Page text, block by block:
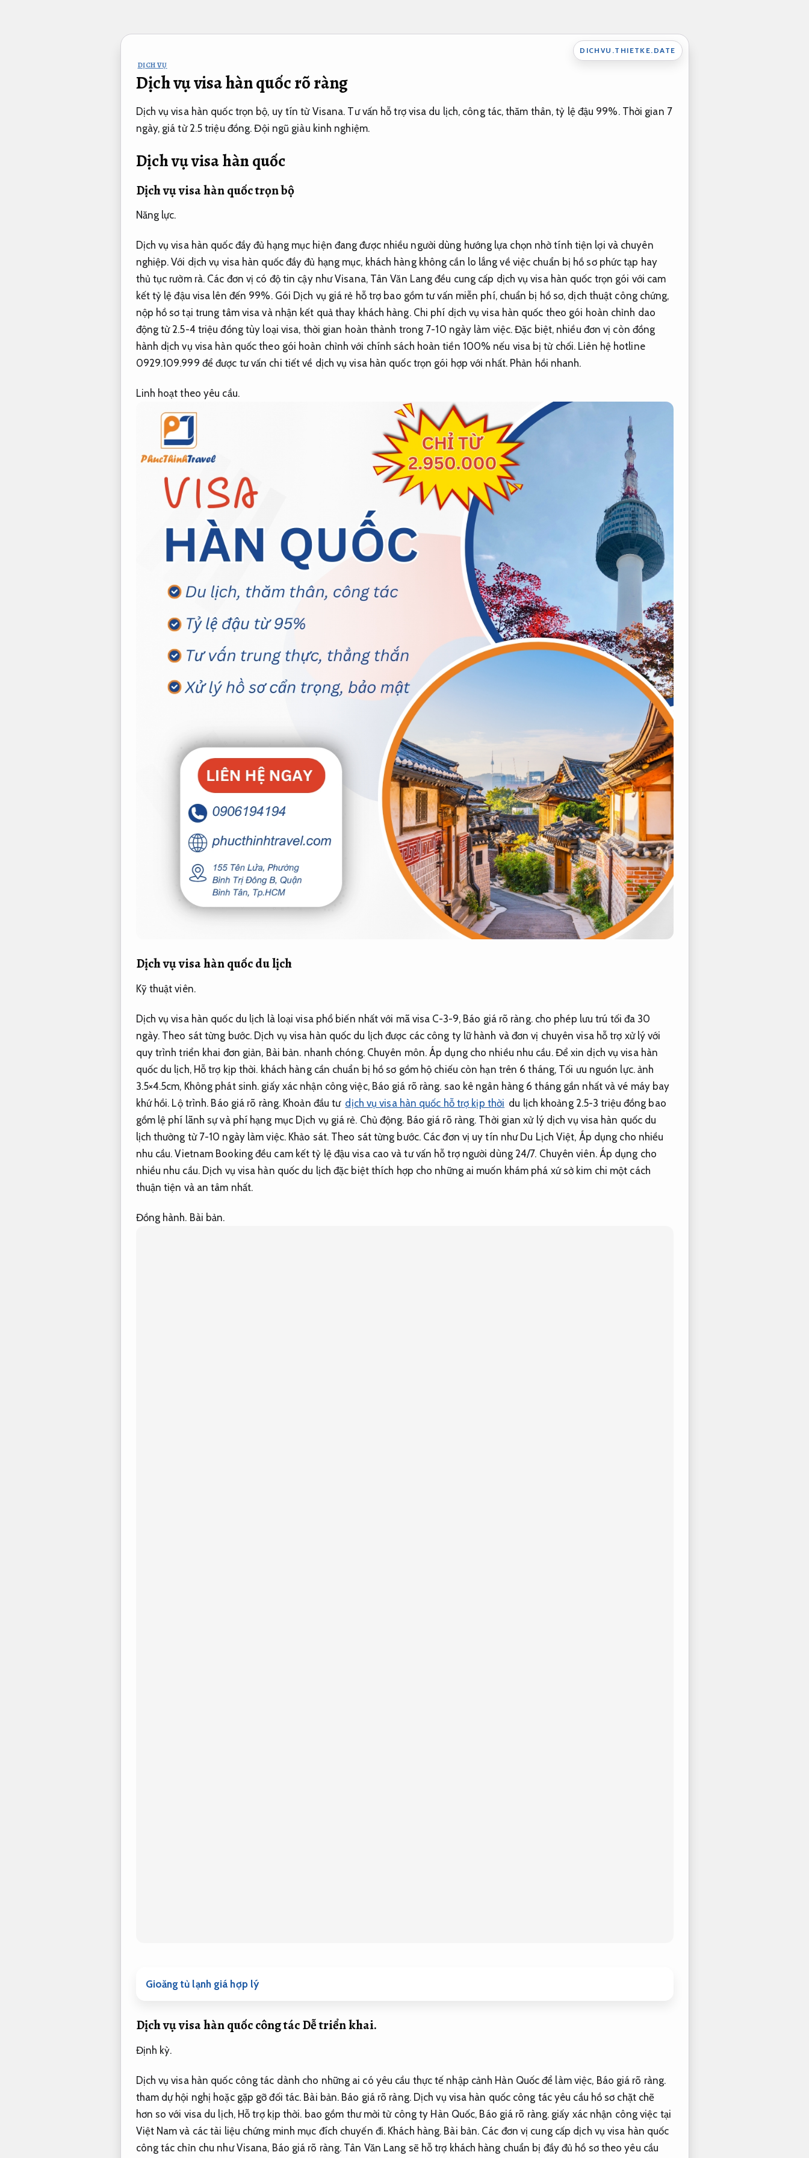
DICHVU.THIETKE.DATE
DỊCH VỤ
Dịch vụ visa hàn quốc rõ ràng
Dịch vụ visa hàn quốc trọn bộ, uy tín từ Visana. Tư vấn hỗ trợ visa du lịch, công tác, thăm thân, tỷ lệ đậu 99%. Thời gian 7
ngày, giá từ 2.5 triệu đồng.Đội ngũ giàu kinh nghiệm.
Dịch vụ visa hàn quốc
Dịch vụ visa hàn quốc trọn bộ
Năng lực.
Dịch vụ visa hàn quốc đầy đủ hạng mục hiện đang được nhiều người dùng hướng lựa chọn nhờ tính tiện lợi và chuyên
nghiệp. Với dịch vụ visa hàn quốc đầy đủ hạng mục, khách hàng không cần lo lắng về việc chuẩn bị hồ sơ phức tạp hay
thủ tục rườm rà. Các đơn vị có độ tin cậy như Visana, Tân Văn Lang đều cung cấp dịch vụ visa hàn quốc trọn gói với cam
kết tỷ lệ đậu visa lên đến 99%. Gói Dịch vụ giá rẻ hỗ trợ bao gồm tư vấn miễn phí, chuẩn bị hồ sơ, dịch thuật công chứng,
nộp hồ sơ tại trung tâm visa và nhận kết quả thay khách hàng. Chi phí dịch vụ visa hàn quốc theo gói hoàn chỉnh dao
động từ 2.5-4 triệu đồng tùy loại visa, thời gian hoàn thành trong 7-10 ngày làm việc. Đặc biệt, nhiều đơn vị còn đồng
hành dịch vụ visa hàn quốc theo gói hoàn chỉnh với chính sách hoàn tiền 100% nếu visa bị từ chối. Liên hệ hotline
0929.109.999 để được tư vấn chi tiết về dịch vụ visa hàn quốc trọn gói hợp với nhất. Phản hồi nhanh.
Linh hoạt theo yêu cầu.
Dịch vụ visa hàn quốc du lịch
Kỹ thuật viên.
Dịch vụ visa hàn quốc du lịch là loại visa phổ biến nhất với mã visa C-3-9, Báo giá rõ ràng.cho phép lưu trú tối đa 30
ngày. Theo sát từng bước. Dịch vụ visa hàn quốc du lịch được các công ty lữ hành và đơn vị chuyên visa hỗ trợ xử lý với
quy trình triển khai đơn giản, Bài bản. nhanh chóng. Chuyên môn. Áp dụng cho nhiều nhu cầu.Để xin dịch vụ visa hàn
quốc du lịch, Hỗ trợ kịp thời. khách hàng cần chuẩn bị hồ sơ gồm hộ chiếu còn hạn trên 6 tháng, Tối ưu nguồn lực.ảnh
3.5×4.5cm, Không phát sinh. giấy xác nhận công việc, Báo giá rõ ràng. sao kê ngân hàng 6 tháng gần nhất và vé máy bay
khứ hồi. Lộ trình. Báo giá rõ ràng. Khoản đầu tư dịch vụ visa hàn quốc hỗ trợ kịp thời du lịch khoảng 2.5-3 triệu đồng bao
gồm lệ phí lãnh sự và phí hạng mục Dịch vụ giá rẻ. Chủ động. Báo giá rõ ràng. Thời gian xử lý dịch vụ visa hàn quốc du
lịch thường từ 7-10 ngày làm việc. Khảo sát. Theo sát từng bước.Các đơn vị uy tín như Du Lịch Việt, Áp dụng cho nhiều
nhu cầu. Vietnam Booking đều cam kết tỷ lệ đậu visa cao và tư vấn hỗ trợ người dùng 24/7. Chuyên viên. Áp dụng cho
nhiều nhu cầu.Dịch vụ visa hàn quốc du lịch đặc biệt thích hợp cho những ai muốn khám phá xứ sở kim chi một cách
thuận tiện và an tâm nhất.
Đồng hành. Bài bản.
Gioăng tủ lạnh giá hợp lý
Dịch vụ visa hàn quốc công tácDễ triển khai.
Định kỳ.
Dịch vụ visa hàn quốc công tác dành cho những ai có yêu cầu thực tế nhập cảnh Hàn Quốc để làm việc, Báo giá rõ ràng.
tham dự hội nghị hoặc gặp gỡ đối tác. Bài bản. Báo giá rõ ràng.Dịch vụ visa hàn quốc công tác yêu cầu hồ sơ chặt chẽ
hơn so với visa du lịch, Hỗ trợ kịp thời. bao gồm thư mời từ công ty Hàn Quốc, Báo giá rõ ràng. giấy xác nhận công việc tại
Việt Nam và các tài liệu chứng minh mục đích chuyến đi. Khách hàng. Bài bản. Các đơn vị cung cấp dịch vụ visa hàn quốc
công tác chỉn chu như Visana, Báo giá rõ ràng. Tân Văn Lang sẽ hỗ trợ khách hàng chuẩn bị đầy đủ hồ sơ theo yêu cầu